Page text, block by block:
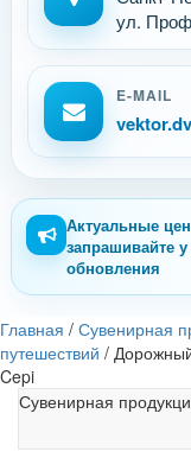
ул.
E-MAIL
Актуальные
запрашивайте
обновления
Главная / Сувенирная
путешествий /
Cepi
Сувенирная